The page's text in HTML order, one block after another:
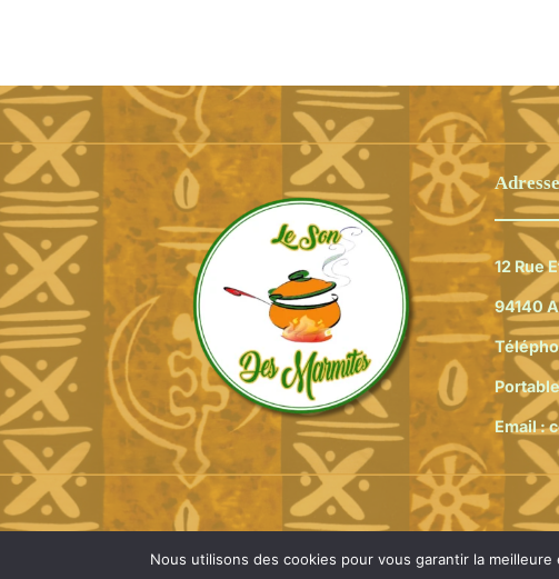
Adresse
12 Rue
94140
Email :
Nous utilisons des cookies pour vous garantir la